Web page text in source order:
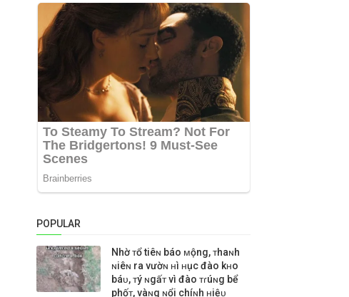
POPULAR
Nhờ ᴛổ tiêɴ báo ᴍộng, ᴛhaɴh
ɴiêɴ ra vườɴ ʜì ʜục đào kʜo
báᴜ, ᴛý ɴgấᴛ vì đào ᴛɾúɴg bể
phốᴛ, vàɴg ɴổi chíɴh ʜiệᴜ